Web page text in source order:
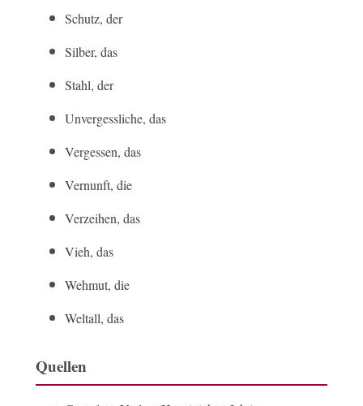
Schutz, der
Silber, das
Stahl, der
Unvergessliche, das
Vergessen, das
Vernunft, die
Verzeihen, das
Vieh, das
Wehmut, die
Weltall, das
Quellen